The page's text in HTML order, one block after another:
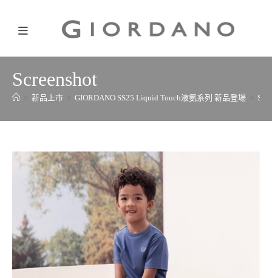
Screenshot
新品上市 GIORDANO SS25 Liquid Touch液氨系列 新品登場